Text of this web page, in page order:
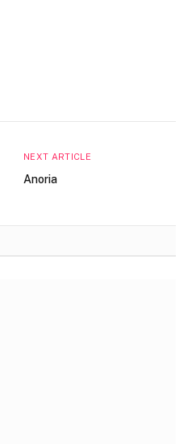
NEXT ARTICLE
Anoria